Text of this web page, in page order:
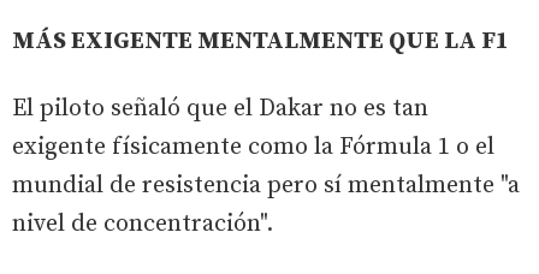
MÁS EXIGENTE MENTALMENTE QUE LA F1
El piloto señaló que el Dakar no es tan
exigente físicamente como la Fórmula 1 o el
mundial de resistencia pero sí mentalmente "a
nivel de concentración".